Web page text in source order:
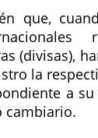
que,
(divisas),
la
a
cambiario.